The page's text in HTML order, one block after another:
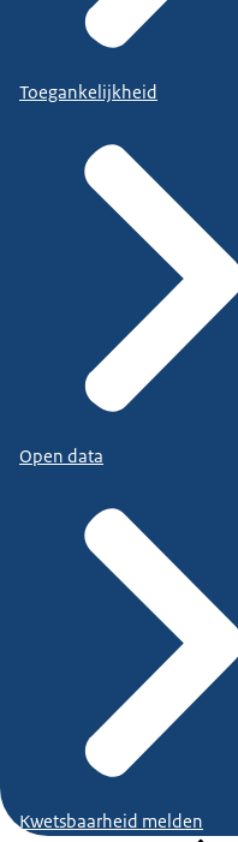
Toegankelijkheid
Open data
Kwetsbaarheid melden